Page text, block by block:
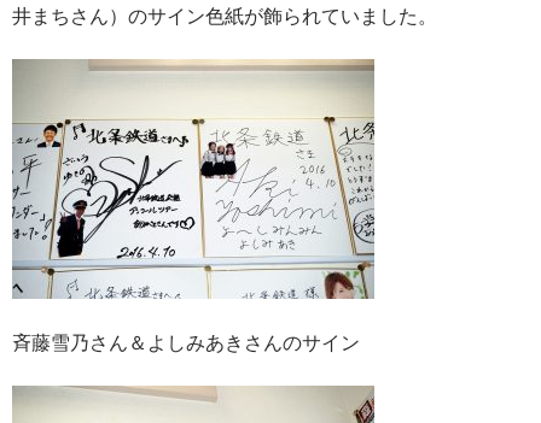
井まちさん）のサイン色紙が飾られていました。
斉藤雪乃さん＆よしみあきさんのサイン